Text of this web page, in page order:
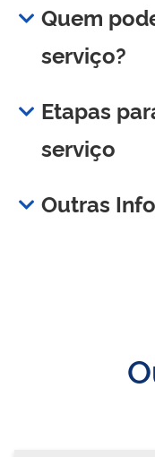
Quem
serviço?
Etapas
serviço
Outras